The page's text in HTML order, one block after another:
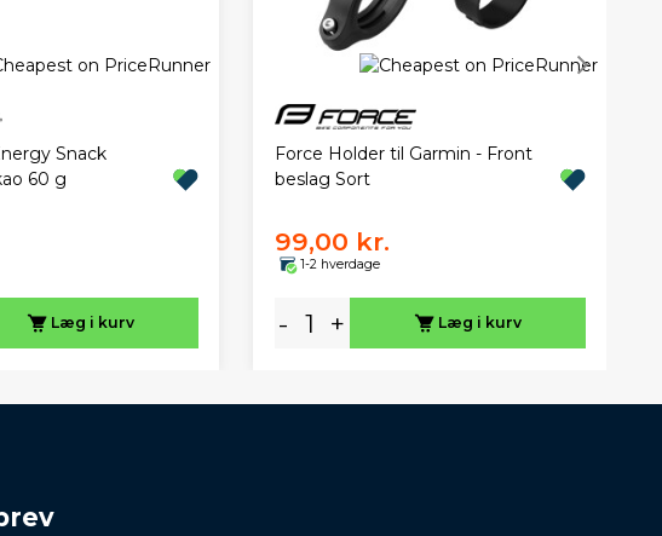
Snack
60 g
Læg i kurv
Force Holder til Garmin - Front
beslag Sort
99,00 kr.
1-2 hverdage
- + Læg i kurv